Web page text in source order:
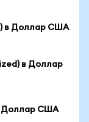
в Доллар США
в Доллар
Доллар США